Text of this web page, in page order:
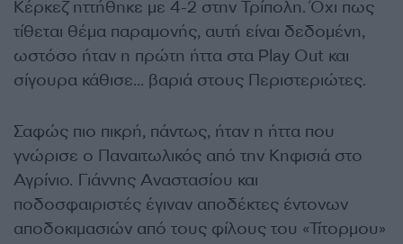
Κέρκεζ ηττήθηκε με 4-2 στην Τρίπολη. Όχι πως
τίθεται θέμα παραμονής, αυτή είναι δεδομένη,
ωστόσο ήταν η πρώτη ήττα στα Play Out και
σίγουρα κάθισε… βαριά στους Περιστεριώτες.
Σαφώς πιο πικρή, πάντως, ήταν η ήττα που
γνώρισε ο Παναιτωλικός από την Κηφισιά στο
Αγρίνιο. Γιάννης Αναστασίου και
ποδοσφαιριστές έγιναν αποδέκτες έντονων
αποδοκιμασιών από τους φίλους του «Τίτορμου»